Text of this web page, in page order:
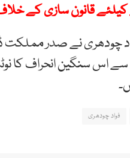
کیلئے قانون سازی کے
چودھری نے صدر
سنگین انحراف کا
فواد چودھری